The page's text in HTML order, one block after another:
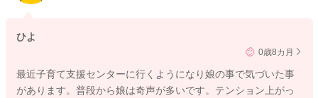
ひよ
0歳8カ月
最近子育て支援センターに行くようになり娘の事で気づいた事
があります。普段から娘は奇声が多いです。テンション上がっ